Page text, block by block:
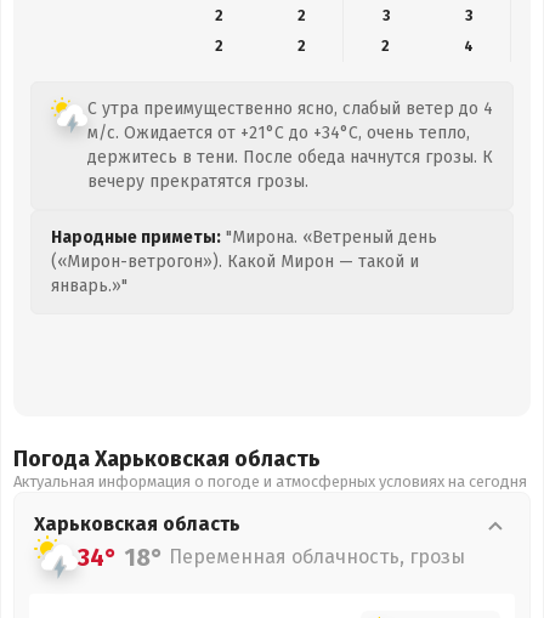
2
2 3
3
2
2 2 4
С утра преимущественно ясно, слабый ветер до 4
м/с. Ожидается от +21°C до +34°C, очень тепло,
держитесь в тени. После обеда начнутся грозы. К
вечеру прекратятся грозы.
Народные приметы: "Мирона. «Ветреный день
(«Мирон-ветрогон»). Какой Мирон — такой и
январь.»"
Погода Харьковская область
Актуальная информация о погоде и атмосферных условиях на сегодня
Харьковская область
34° 18° Переменная облачность, грозы